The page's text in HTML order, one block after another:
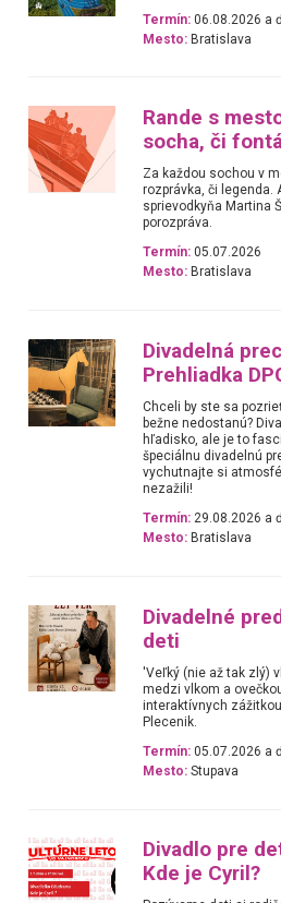
Termín: 06.08.2026 a
Mesto: Bratislava
Rande s
socha, či
Za každou sochou v
rozprávka, či legenda.
sprievodkyňa Martina
porozpráva.
Termín: 05.07.2026
Mesto: Bratislava
Divadelná
Prehliadka
Chceli by ste sa
bežne nedostanú?
hľadisko, ale je to
špeciálnu divadelnú
vychutnajte si
nezažili!
Termín: 29.08.2026 a
Mesto: Bratislava
Divadelné
deti
'Veľký (nie až tak zlý)
medzi vlkom a
interaktívnych
Plecenik.
Termín: 05.07.2026 a
Mesto: Stupava
Divadlo pre
Kde je Cyril?